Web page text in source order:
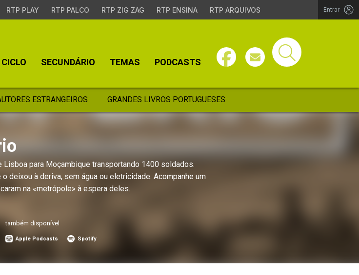
RTP PLAY RTP PALCO RTP ZIG ZAG RTP ENSINA RTP ARQUIVOS Entrar
SECUNDÁRIO TEMAS PODCASTS
ESTRANGEIROS GRANDES LIVROS PORTUGUESES
para Moçambique transportando 1400 soldados.
deixou à deriva, sem água ou eletricidade. Acompanhe um
na «metrópole» à espera deles.
também disponível
Apple Podcasts Spotify